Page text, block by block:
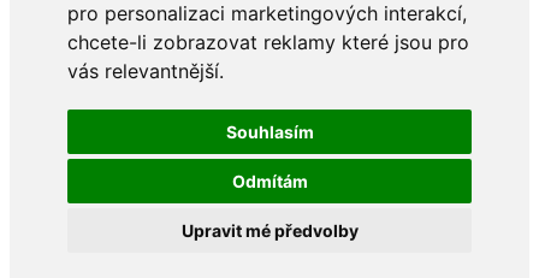
pro personalizaci marketingových interakcí,
chcete-li zobrazovat reklamy které jsou pro
vás relevantnější.
Souhlasím
Odmítám
Upravit mé předvolby